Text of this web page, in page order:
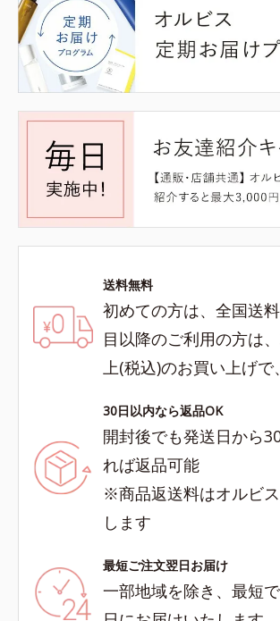
送料無料
初めての方は、全国送
目以降のご利用の方は
上(税込)のお買い上げ
30日以内なら返品OK
開封後でも発送日から
れば返品可能
※商品返送料はオルビ
します
最短ご注文翌日お届け
一部地域を除き、最短